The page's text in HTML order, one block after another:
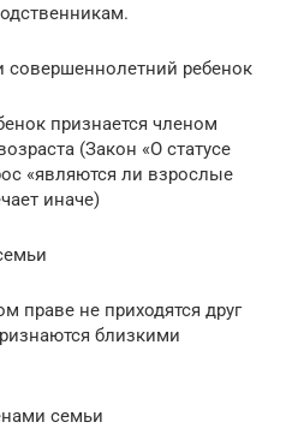
совершеннолетний ребенок
признается членом
(Закон «О статусе
«являются ли взрослые
иначе)
праве не приходятся друг
близкими
семьи